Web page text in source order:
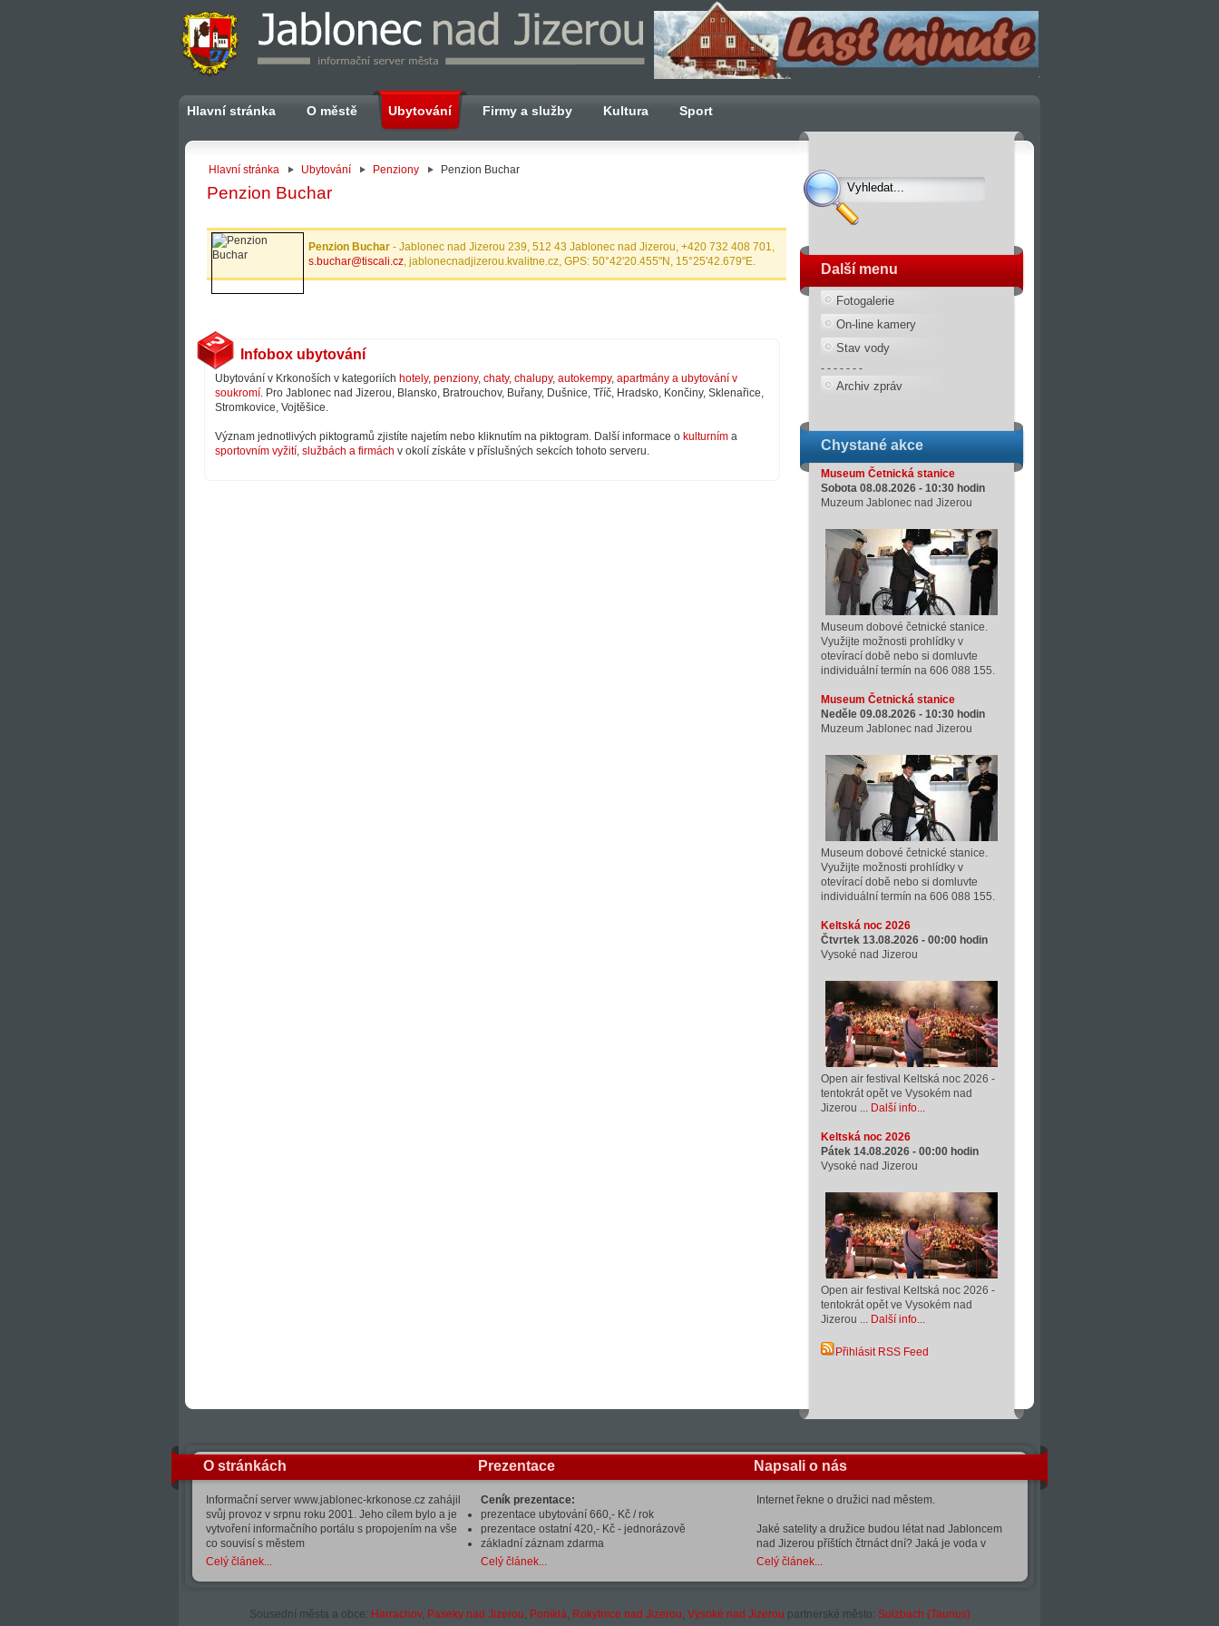
Hlavní stránka O městě Ubytování Firmy a služby Kultura Sport
Hlavní stránka Ubytování Penziony Penzion Buchar
Penzion Buchar
Penzion Buchar - Jablonec nad Jizerou 239, 512 43 Jablonec nad Jizerou, +420 732 408 701,
s.buchar@tiscali.cz, jablonecnadjizerou.kvalitne.cz, GPS: 50°42'20.455"N, 15°25'42.679"E.
Infobox ubytování
Ubytování v Krkonoších v kategoriích hotely, penziony, chaty, chalupy, autokempy, apartmány a ubytování v
soukromí. Pro Jablonec nad Jizerou, Blansko, Bratrouchov, Buřany, Dušnice, Tříč, Hradsko, Končiny, Sklenařice,
Stromkovice, Vojtěšice.
Význam jednotlivých piktogramů zjistíte najetím nebo kliknutím na piktogram. Další informace o kulturním a
sportovním vyžití, službách a firmách v okolí získáte v příslušných sekcích tohoto serveru.
Další menu
Fotogalerie
On-line kamery
Stav vody
- - - - - - -
Archiv zpráv
Chystané akce
Museum Četnická stanice
Sobota 08.08.2026 - 10:30 hodin
Muzeum Jablonec nad Jizerou
Museum dobové četnické stanice.
Využijte možnosti prohlídky v
otevírací době nebo si domluvte
individuální termín na 606 088 155.
Museum Četnická stanice
Neděle 09.08.2026 - 10:30 hodin
Muzeum Jablonec nad Jizerou
Museum dobové četnické stanice.
Využijte možnosti prohlídky v
otevírací době nebo si domluvte
individuální termín na 606 088 155.
Keltská noc 2026
Čtvrtek 13.08.2026 - 00:00 hodin
Vysoké nad Jizerou
Open air festival Keltská noc 2026 -
tentokrát opět ve Vysokém nad
Jizerou ... Další info...
Keltská noc 2026
Pátek 14.08.2026 - 00:00 hodin
Vysoké nad Jizerou
Open air festival Keltská noc 2026 -
tentokrát opět ve Vysokém nad
Jizerou ... Další info...
Přihlásit RSS Feed
O stránkách
Informační server www.jablonec-krkonose.cz zahájil
svůj provoz v srpnu roku 2001. Jeho cílem bylo a je
vytvoření informačního portálu s propojením na vše
co souvisí s městem
Celý článek...
Prezentace
Ceník prezentace:
prezentace ubytování 660,- Kč / rok
prezentace ostatní 420,- Kč - jednorázově
základní záznam zdarma
Celý článek...
Napsali o nás
Internet řekne o družici nad městem.
Jaké satelity a družice budou létat nad Jabloncem
nad Jizerou příštích čtrnáct dní? Jaká je voda v
Celý článek...
Sousední města a obce: Harrachov, Paseky nad Jizerou, Poniklá, Rokytnice nad Jizerou, Vysoké nad Jizerou partnerské město: Sulzbach (Taunus)